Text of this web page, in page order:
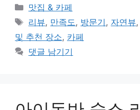
카
테
리
맛집 & 카페
태
그
리뷰, 만족도, 방문기 , 자연뷰,
및 추천 장소, 카페
댓글 남기기